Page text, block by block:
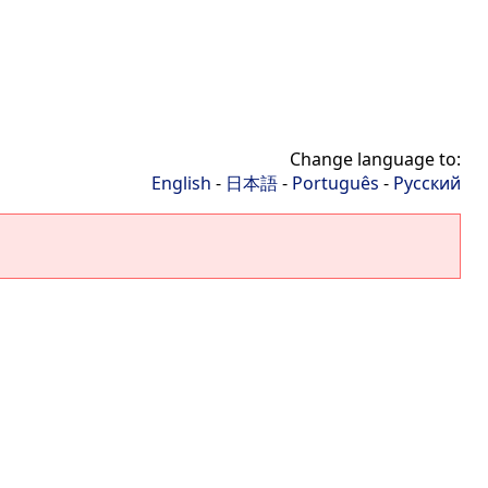
Change language to:
English - 日本語- Português - Русский